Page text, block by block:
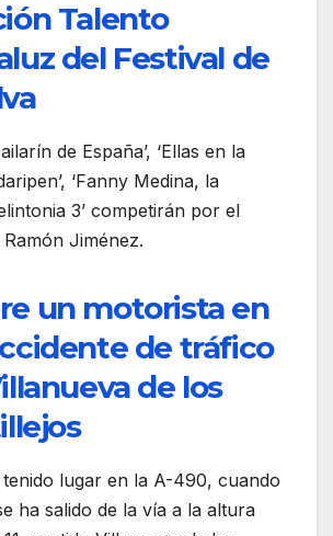
Talento
del Festival de
de España’, ‘Ellas en la
‘Fanny Medina, la
3’ competirán por el
Jiménez.
un motorista en
de tráfico
de los
tenido lugar en la A-490, cuando
ha salido de la vía a la altura